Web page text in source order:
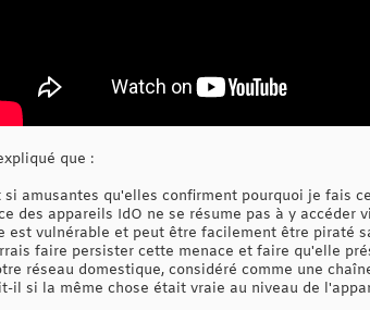
que :
si amusantes qu'elles confirment pourquoi je fais
des appareils IdO ne se résume pas à y
est vulnérable et peut être facilement être piraté
faire persister cette menace et faire qu'elle
réseau domestique, considéré comme une
il si la même chose était vraie au niveau de